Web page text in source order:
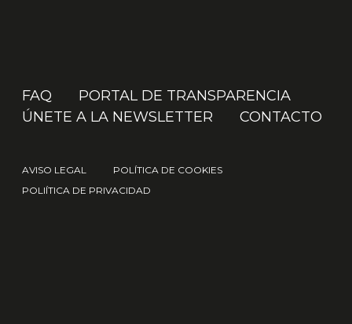
FAQ
PORTAL DE TRANSPARENCIA
ÚNETE A LA NEWSLETTER
CONTACTO
AVISO LEGAL
POLÍTICA DE COOKIES
POLIÍTICA DE PRIVACIDAD